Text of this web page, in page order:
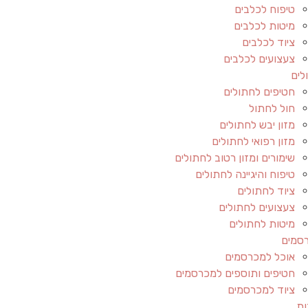
טיפוח לכלבים
מיטות לכלבים
ציוד לכלבים
צעצועים לכלבים
חטיפים לחתולים
חול לחתול
מזון יבש לחתולים
מזון רפואי לחתולים
שימורים ומזון רטוב לחתולים
טיפוח והיגיינה לחתולים
ציוד לחתולים
צעצועים לחתולים
מיטות לחתולים
אוכל למכרסמים
חטיפים ותוספים למכרסמים
ציוד למכרסמים